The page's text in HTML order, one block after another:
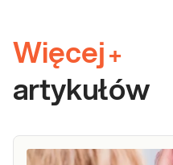
Więcej +
artykułów